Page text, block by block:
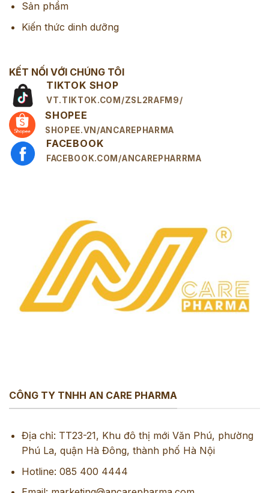
Sản phẩm
Kiến thức dinh dưỡng
KẾT NỐI VỚI CHÚNG TÔI
TIKTOK SHOP
VT.TIKTOK.COM/ZSL2RAFM9/
SHOPEE
SHOPEE.VN/ANCAREPHARMA
FACEBOOK
FACEBOOK.COM/ANCAREPHARRMA
CÔNG TY TNHH AN CARE PHARMA
Địa chỉ: TT23-21, Khu đô thị mới Văn Phú, phường
Phú La, quận Hà Đông, thành phố Hà Nội
Hotline: 085 400 4444